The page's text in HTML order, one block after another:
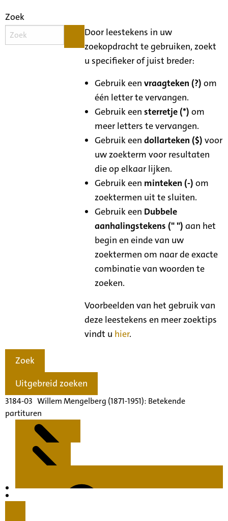
Zoek
Door leestekens in uw
zoekopdracht te gebruiken, zoekt
u specifieker of juist breder:
Gebruik eenvraagteken (?) om
één letter te vervangen.
Gebruik eensterretje (*) om
meer letters te vervangen.
Gebruik eendollarteken ($) voor
uw zoekterm voor resultaten
die op elkaar lijken.
Gebruik een minteken (-) om
zoektermen uit te sluiten.
Gebruik een Dubbele
aanhalingstekens (" ") aan het
begin en einde van uw
zoektermen om naar de exacte
combinatie van woorden te
zoeken.
Voorbeelden van het gebruik van
deze leestekens en meer zoektips
vindt u hier.
Zoek
Uitgebreid zoeken
3184-03 Willem Mengelberg (1871-1951): Betekende
partituren